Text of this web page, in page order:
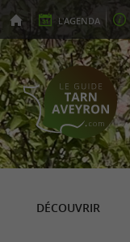
L'AGENDA
DÉCOUVRIR